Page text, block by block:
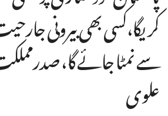
کریگا،کسی بھی بیرونی
سے نمٹا جائے گا،
علوی